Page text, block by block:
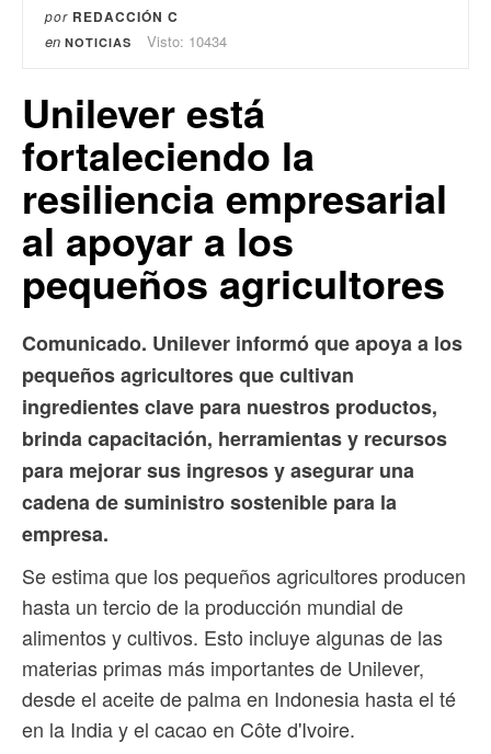
por REDACCIÓN C
en NOTICIAS Visto: 10434
Unilever está
fortaleciendo la
resiliencia empresarial
al apoyar a los
pequeños agricultores
Comunicado. Unilever informó que apoya a los
pequeños agricultores que cultivan
ingredientes clave para nuestros productos,
brinda capacitación, herramientas y recursos
para mejorar sus ingresos y asegurar una
cadena de suministro sostenible para la
empresa.
Se estima que los pequeños agricultores producen
hasta un tercio de la producción mundial de
alimentos y cultivos. Esto incluye algunas de las
materias primas más importantes de Unilever,
desde el aceite de palma en Indonesia hasta el té
en la India y el cacao en Côte d'Ivoire.